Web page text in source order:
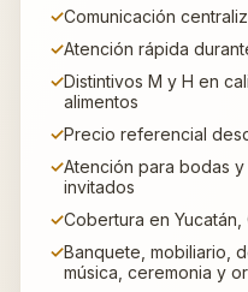
Comunicación
Atención rápida
Distintivos M y H en
alimentos
Precio referencial
Atención para bodas
invitados
Cobertura en
Banquete, mobiliario,
música, ceremonia y